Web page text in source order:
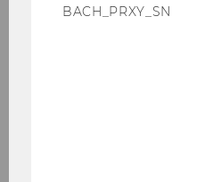
BACH_PRXY_SN